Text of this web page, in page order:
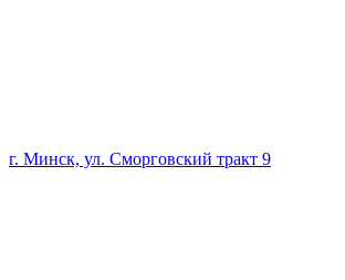
г. Минск, ул. Сморговский тракт 9